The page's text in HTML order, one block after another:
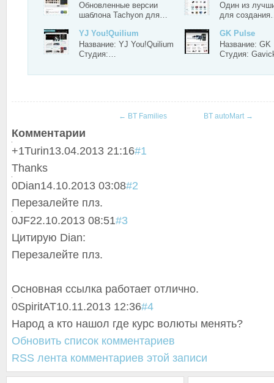
Обновленные версии
шаблона Tachyon для…
Один из
для
YJ You!Quilium
Название: YJ You!Quilium
Студия:…
GK Pulse
Название: GK
Студия:
← BT Families BT autoMart →
Комментарии
+1Turin13.04.2013 21:16#1
Thanks
0Dian14.10.2013 03:08#2
Перезалейте плз.
0JF22.10.2013 08:51#3
Цитирую Dian:
Перезалейте плз.
Основная ссылка работает отлично.
0SpiritAT10.11.2013 12:36#4
Народ а кто нашол где курс волюты менять?
Обновить список комментариев
RSS лента комментариев этой записи